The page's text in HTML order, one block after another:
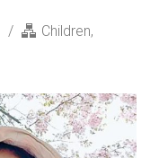
Children,